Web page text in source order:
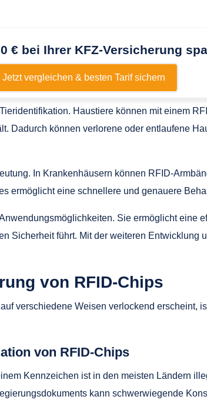
€ bei Ihrer KFZ-Versicherung
Jetzt vergleichen & besten Tarif sichern
Haustiere können mit einem
Dadurch können verlorene oder entlaufene
In Krankenhäusern können RFID-
ermöglicht eine schnellere und genauere
Sie ermöglicht eine
Sicherheit führt. Mit der weiteren Entwicklung
von RFID-Chips
verschiedene Weisen verlockend erscheint,
von RFID-Chips
Kennzeichen ist in den meisten Ländern
kann schwerwiegende